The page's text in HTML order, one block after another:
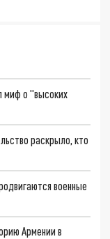
миф о "высоких
раскрыло, кто
военные
Армении в